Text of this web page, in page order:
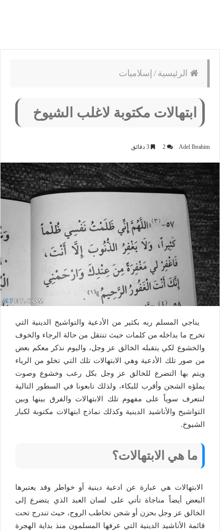
الرئيسية / إسلاميات
ابتهالات مكتوبة لاغلب الشيوخ
Adel Ibrahim
2
يناجي المسلم ربه بكثير من الأدعية والتواشيح الدينية التي
تخرج ما بداخله من كلمات حيث تنتقل من حالة الرجاء والخوف
والخشوع لكي يتقبله الخالق عز وجل، واليوم نذكر معكم بعض
من صور تلك الأدعية وهي الابتهالات تلك التي تخلو من الرياء
ويتم بها التضرع للخالق عز وجل بكل رعب وخشوع وصوت
يملؤه الشجن وأقرب للبكاء، ولذلك تابعونا في السطور التالية
لنتعرف سوياً على مفهوم تلك الابتهالات والفرق بينها وبين
التواشيح والأناشيد الدينية وكذلك نماذج ابتهالات مكتوبة لكبار
الشيوخ.
ما هي الابتهالات؟
الابتهالات هي عبارة عن ادعية دينية أو خواطر وقد يعتبرها
البعض أيضاً مناجاة تأتي على لسان العبد الذي يتضرع إلى
الخالق عز وجل بحزن أو شجن تخاطب الروح، حيث تندرج تحت
قائمة الأناشيد الدينية التي عرفها المسلمون منذ بداية الهجرة